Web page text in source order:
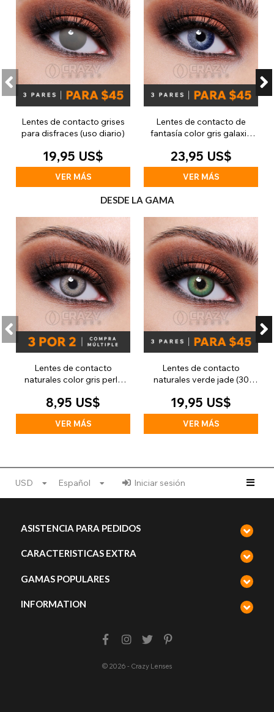
Lentes de contacto grises
para disfraces (uso diario)
19,95 US$
VER MÁS
Lentes de contacto de
fantasía color gris galaxia
23,95 US$
VER MÁS
DESDE LA GAMA
Lentes de contacto
naturales color gris perla
8,95 US$
VER MÁS
Lentes de contacto
naturales verde jade (30
19,95 US$
VER MÁS
USD Español Iniciar sesión
ASISTENCIA PARA PEDIDOS
CARACTERISTICAS EXTRA
GAMAS POPULARES
INFORMATION
© 2026 - Crazy Lenses